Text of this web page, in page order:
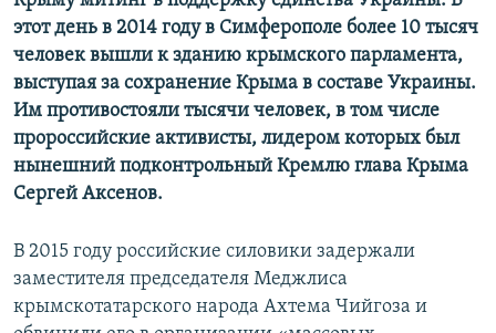
этот день в 2014 году в Симферополе более 10 тысяч
человек вышли к зданию крымского парламента,
выступая за сохранение Крыма в составе Украины.
Им противостояли тысячи человек, в том числе
пророссийские активисты, лидером которых был
нынешний подконтрольный Кремлю глава Крыма
Сергей Аксенов.
В 2015 году российские силовики задержали
заместителя председателя Меджлиса
крымскотатарского народа Ахтема Чийгоза и